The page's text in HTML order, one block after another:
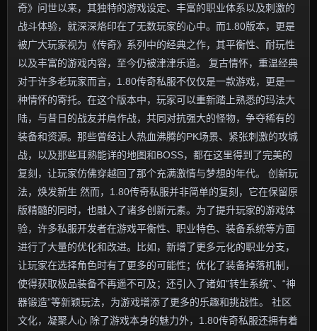
奇》问世以来，其独特的游戏设定、丰富的职业体系以及刺激的
战斗体验，就深深烙印在了无数玩家的心中。而1.80版本，更是
被广大玩家视为《传奇》系列中的经典之作，其平衡性、耐玩性
以及丰富的游戏内容，至今仍被津津乐道。 复古情怀，重温经典
对于许多老玩家而言，1.80传奇私服不仅仅是一款游戏，更是一
种情怀的寄托。在这个版本中，玩家可以重新踏上熟悉的玛法大
陆，与昔日的战友并肩作战，共同对抗强大的怪物，争夺稀有的
装备和资源。那些曾经让人热血沸腾的PK场景、紧张刺激的攻城
战，以及那些耳熟能详的地图和BOSS，都在这里得到了完美的
复刻，让玩家仿佛穿越回了那个充满激情与梦想的年代。 创新玩
法，焕发新生 然而，1.80传奇私服并非简单的复刻，它在保留原
版精髓的同时，也融入了诸多创新元素。为了提升玩家的游戏体
验，许多私服开发者在游戏平衡性、职业特色、装备系统等方面
进行了大量的优化和改进。比如，新增了更多元化的职业分支，
让玩家在选择角色时有了更多的可能性；优化了装备掉落机制，
使得获取极品装备不再遥不可及；还引入了诸如“转生系统”、“神
器锻造”等新颖玩法，为游戏增添了更多的乐趣和挑战性。 社区
文化，凝聚人心 除了游戏本身的魅力外，1.80传奇私服还拥有着